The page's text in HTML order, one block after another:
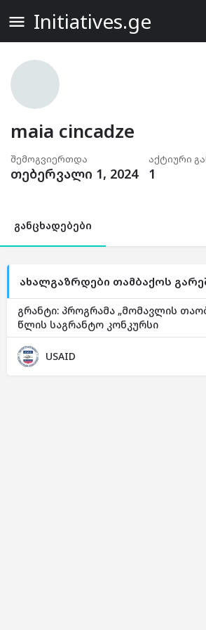
Initiatives.ge
maia cincadze
შემოგვიერთდა
თებერვალი 1, 2024
აქტიური
1
განცხადებები
ახალგაზრდები თამბაქოს
გრანტი: პროგრამა „მომავლის
წლის საგრანტო კონკურსი
USAID